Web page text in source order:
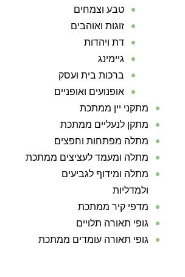
טבע וצמחים
זוגות ואוהבים
דת ויהדות
גיימינג
ברכות בית ועסק
אופנועים ואופניים
מתקני יין ממתכת
מתקן לנעליים ממתכת
מתלה מפתחות וחפצים
מתלה ומעמד לעציצים ממתכת
מתלה ומידוף לגביעים
ולמדליות
מדפי קיר ממתכת
גופי תאורה תלויים
גופי תאורה עומדים ממתכת